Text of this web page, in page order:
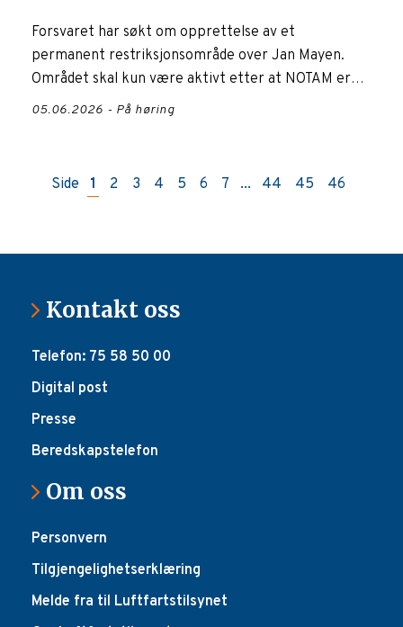
Jan Mayen
Forsvaret har søkt om opprettelse av et
permanent restriksjonsområde over Jan Mayen.
Området skal kun være aktivt etter at NOTAM er
publisert.
05.06.2026 - På høring
Side 1 2 3 4 5 6 7 ... 44 45 46
Kontakt oss
Telefon: 75 58 50 00
Digital post
Presse
Beredskapstelefon
Om oss
Personvern
Tilgjengelighetserklæring
Melde fra til Luftfartstilsynet